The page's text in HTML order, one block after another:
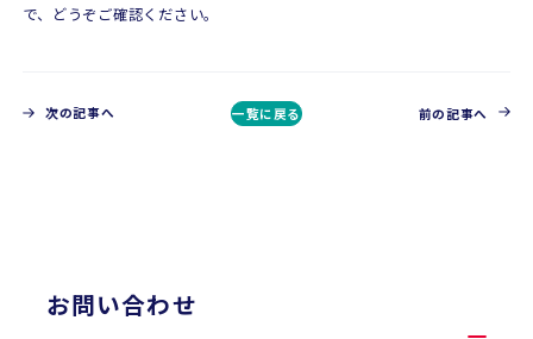
で、どうぞご確認ください。
次の記事へ 一覧に戻る 前の記事へ
お問い合わせ